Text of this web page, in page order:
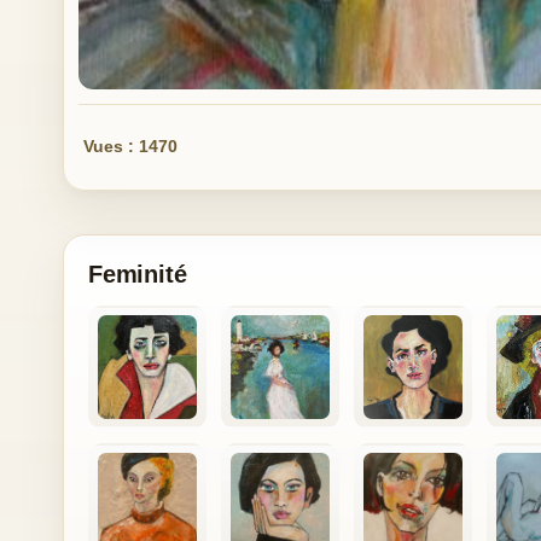
Vues : 1470
Feminité